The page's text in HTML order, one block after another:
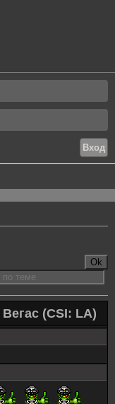
(CSI: LA)